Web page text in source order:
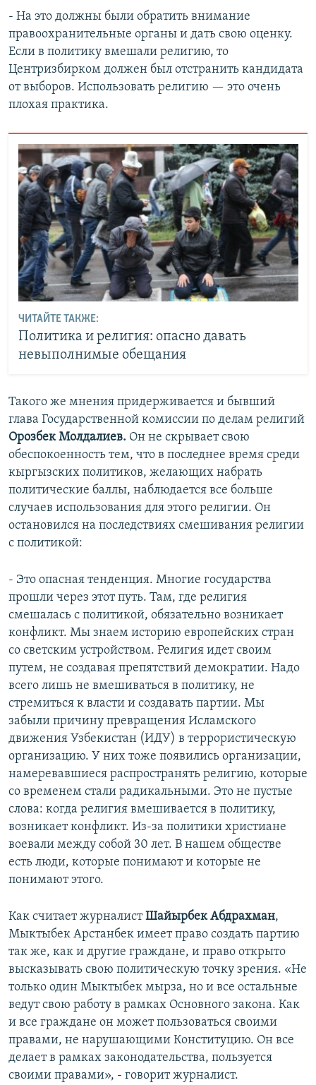
- На это должны были обратить внимание
правоохранительные органы и дать свою оценку.
Если в политику вмешали религию, то
Центризбирком должен был отстранить кандидата
от выборов. Использовать религию — это очень
плохая практика.
ЧИТАЙТЕ ТАКЖЕ:
Политика и религия: опасно давать
невыполнимые обещания
Такого же мнения придерживается и бывший
глава Государственной комиссии по делам религий
Орозбек Молдалиев. Он не скрывает свою
обеспокоенность тем, что в последнее время среди
кыргызских политиков, желающих набрать
политические баллы, наблюдается все больше
случаев использования для этого религии. Он
остановился на последствиях смешивания религии
с политикой:
- Это опасная тенденция. Многие государства
прошли через этот путь. Там, где религия
смешалась с политикой, обязательно возникает
конфликт. Мы знаем историю европейских стран
со светским устройством. Религия идет своим
путем, не создавая препятствий демократии. Надо
всего лишь не вмешиваться в политику, не
стремиться к власти и создавать партии. Мы
забыли причину превращения Исламского
движения Узбекистан (ИДУ) в террористическую
организацию. У них тоже появились организации,
намеревавшиеся распространять религию, которые
со временем стали радикальными. Это не пустые
слова: когда религия вмешивается в политику,
возникает конфликт. Из-за политики христиане
воевали между собой 30 лет. В нашем обществе
есть люди, которые понимают и которые не
понимают этого.
Как считает журналистШайырбек Абдрахман,
Мыктыбек Арстанбек имеет право создать партию
так же, как и другие граждане, и право открыто
высказывать свою политическую точку зрения. «Не
только один Мыктыбек мырза, но и все остальные
ведут свою работу в рамках Основного закона. Как
и все граждане он может пользоваться своими
правами, не нарушающими Конституцию. Он все
делает в рамках законодательства, пользуется
своими правами», - говорит журналист.